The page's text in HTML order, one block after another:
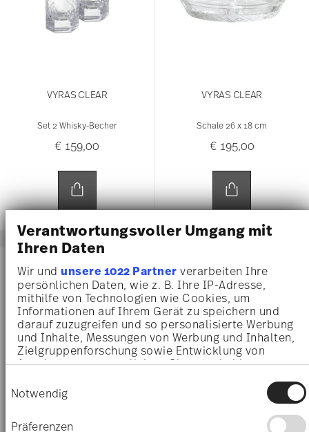
Verantwortungsvoller Umgang mit
Ihren Daten
Wir undunsere 1022 Partner verarbeiten Ihre
persönlichen Daten, wie z. B. Ihre IP-Adresse,
mithilfe von Technologien wie Cookies, um
Informationen auf Ihrem Gerät zu speichern und
darauf zuzugreifen und so personalisierte Werbung
und Inhalte, Messungen von Werbung und Inhalten,
Zielgruppenforschung sowie Entwicklung von
Angeboten zu ermöglichen. Sie entscheiden
Sie können Ihre Einwilligung jederzeit über die
Cookie-Erklärung oder durch Klicken auf das
Privacy Trigger Symbol ändern oder widerrufen
Notwendig
Präferenzen
VYRAS CLEAR
Set 2 Whisky-Becher
€ 159,00
VYRAS CLEAR
Schale 26 x 18 cm
€ 195,00